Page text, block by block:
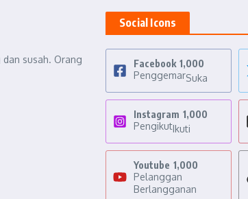
susah. Orang
Social Icons
Facebook 1,000
PenggemarSuka
Instagram 1,000
PengikutIkuti
Youtube 1,000
Pelanggan
Berlangganan